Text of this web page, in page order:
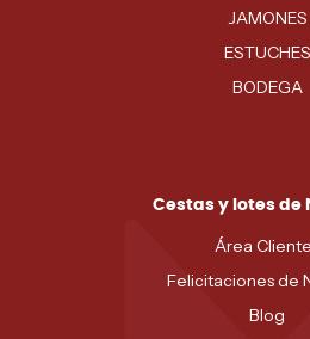
JAMONES
ESTUCHES
BODEGA
Cestas y lotes de
Área
Felicitaciones de
Blog